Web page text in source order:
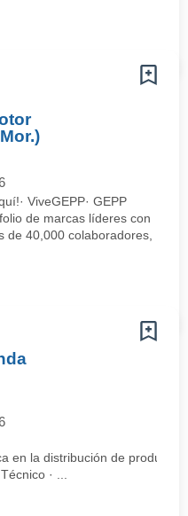
ViveGEPP· GEPP
de marcas líderes con
de 40,000 colaboradores,
en la distribución de
· ...